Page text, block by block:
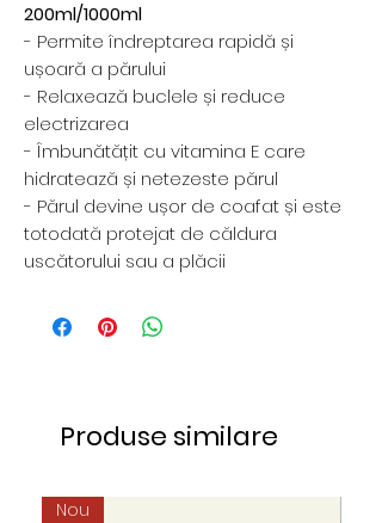
200ml/1000ml
- Permite îndreptarea rapidă și
ușoară a părului
- Relaxează buclele și reduce
electrizarea
- Îmbunătățit cu vitamina E care
hidratează și netezeste părul
- Părul devine ușor de coafat și este
totodată protejat de căldura
uscătorului sau a plăcii
Produse similare
Nou